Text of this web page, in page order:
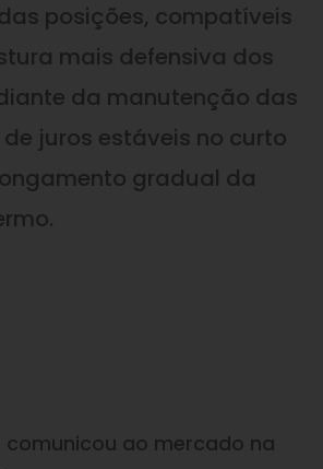
posições, compatíveis
mais defensiva dos
da manutenção das
juros estáveis no curto
gradual da
comunicou ao mercado na